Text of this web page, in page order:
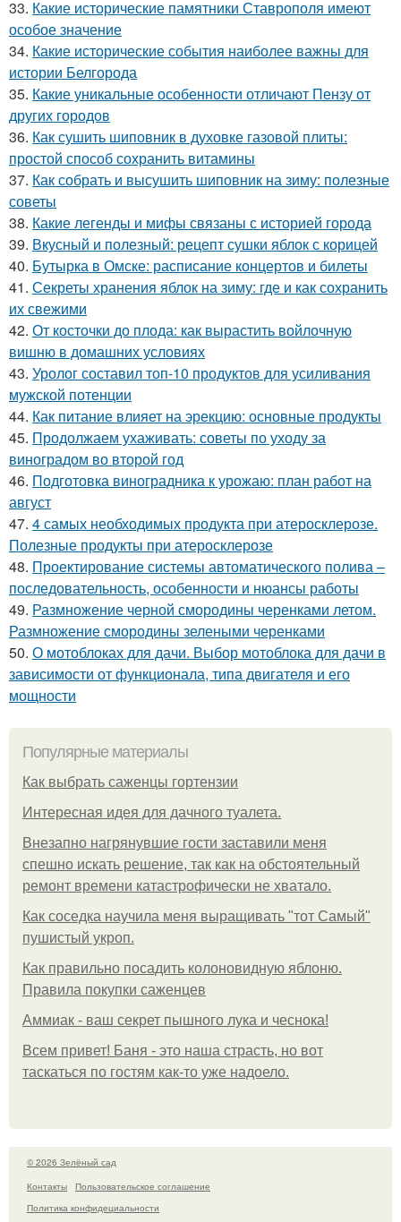
33. Какие исторические памятники Ставрополя имеют
особое значение
34. Какие исторические события наиболее важны для
истории Белгорода
35. Какие уникальные особенности отличают Пензу от
других городов
36. Как сушить шиповник в духовке газовой плиты:
простой способ сохранить витамины
37. Как собрать и высушить шиповник на зиму: полезные
советы
38. Какие легенды и мифы связаны с историей города
39. Вкусный и полезный: рецепт сушки яблок с корицей
40. Бутырка в Омске: расписание концертов и билеты
41. Секреты хранения яблок на зиму: где и как сохранить
их свежими
42. От косточки до плода: как вырастить войлочную
вишню в домашних условиях
43. Уролог составил топ-10 продуктов для усиливания
мужской потенции
44. Как питание влияет на эрекцию: основные продукты
45. Продолжаем ухаживать: советы по уходу за
виноградом во второй год
46. Подготовка виноградника к урожаю: план работ на
август
47. 4 самых необходимых продукта при атеросклерозе.
Полезные продукты при атеросклерозе
48. Проектирование системы автоматического полива –
последовательность, особенности и нюансы работы
49. Размножение черной смородины черенками летом.
Размножение смородины зелеными черенками
50. О мотоблоках для дачи. Выбор мотоблока для дачи в
зависимости от функционала, типа двигателя и его
мощности
Популярные материалы
Как выбрать саженцы гортензии
Интересная идея для дачного туалета.
Внезапно нагрянувшие гости заставили меня
спешно искать решение, так как на обстоятельный
ремонт времени катастрофически не хватало.
Как соседка научила меня выращивать "тот Самый"
пушистый укроп.
Как правильно посадить колоновидную яблоню.
Правила покупки саженцев
Аммиак - ваш секрет пышного лука и чеснока!
Всем привет! Баня - это наша страсть, но вот
таскаться по гостям как-то уже надоело.
© 2026 Зелёный сад
Контакты
Пользовательское соглашение
Политика конфидециальности